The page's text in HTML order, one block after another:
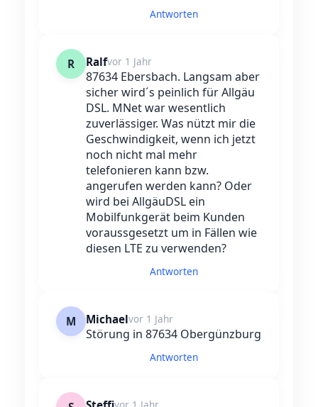
Antworten
R Ralfvor 1 Jahr
87634 Ebersbach. Langsam aber
sicher wird´s peinlich für Allgäu
DSL. MNet war wesentlich
zuverlässiger. Was nützt mir die
Geschwindigkeit, wenn ich jetzt
noch nicht mal mehr
telefonieren kann bzw.
angerufen werden kann? Oder
wird bei AllgäuDSL ein
Mobilfunkgerät beim Kunden
voraussgesetzt um in Fällen wie
diesen LTE zu verwenden?
Antworten
M Michaelvor 1 Jahr
Störung in 87634 Obergünzburg
Antworten